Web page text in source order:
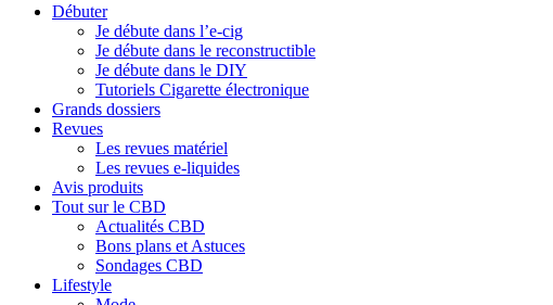
Débuter
Je débute dans l’e-cig
Je débute dans le reconstructible
Je débute dans le DIY
Tutoriels Cigarette électronique
Grands dossiers
Revues
Les revues matériel
Les revues e-liquides
Avis produits
Tout sur le CBD
Actualités CBD
Bons plans et Astuces
Sondages CBD
Lifestyle